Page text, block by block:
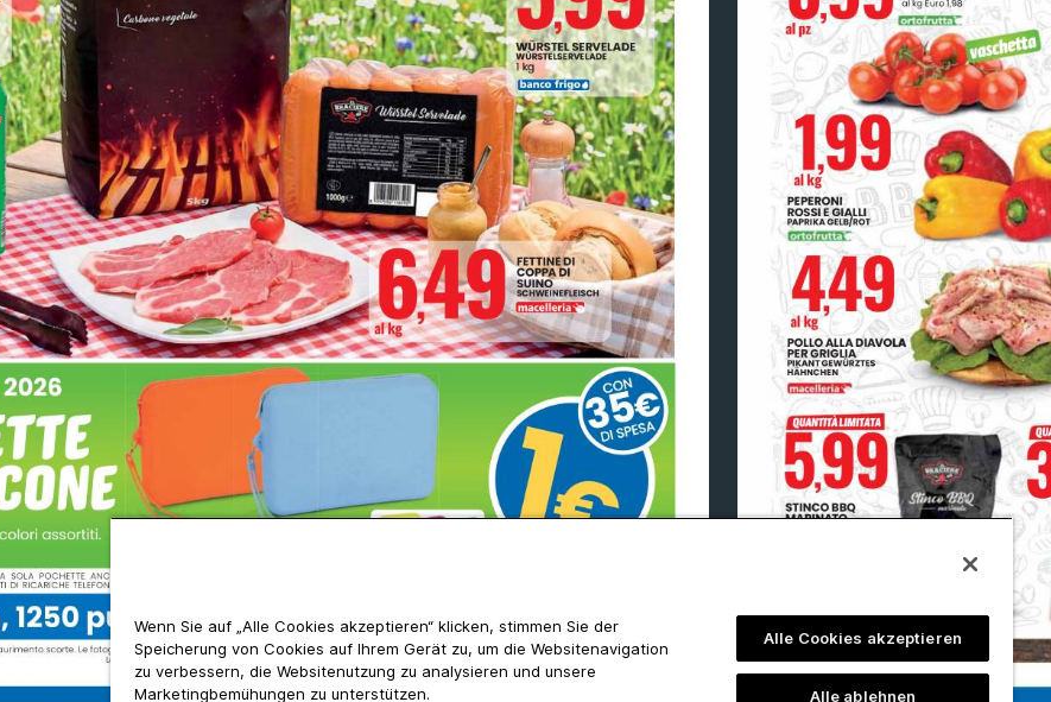
Wenn Sie auf „Alle Cookies akzeptieren“ klicken, stimmen Sie der
Speicherung von Cookies auf Ihrem Gerät zu, um die Websitenavigation
zu verbessern, die Websitenutzung zu analysieren und unsere
Marketingbemühungen zu unterstützen.
Alle Cookies akzeptieren
Alle ablehnen